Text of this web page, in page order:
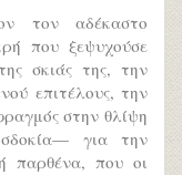
τον αδέκαστο
που ξεψυχούσε
σκιάς της, την
επιτέλους, την
στην θλίψη
για την
παρθένα, που οι